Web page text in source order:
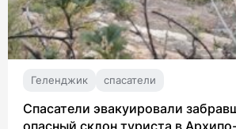
Геленджик спасатели
Спасатели эвакуировали
опасный склон туриста в